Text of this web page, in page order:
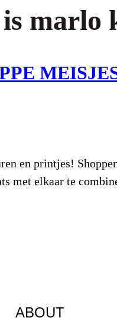
marlo
en printjes!
met elkaar te
ABOUT